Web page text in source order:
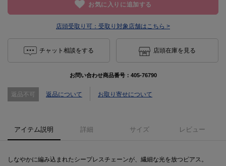
お気に入りに追加する
店頭受取り可： 受取り対象店舗はこちら >
チャット相談をする 店頭在庫を見る
お問い合わせ商品番号： 405-76790
返品不可 返品について お取り寄せについて
アイテム説明 詳細 サイズ レビュー
しなやかに編み込まれたシープレスチェーンが、繊細な光を放つピアス。